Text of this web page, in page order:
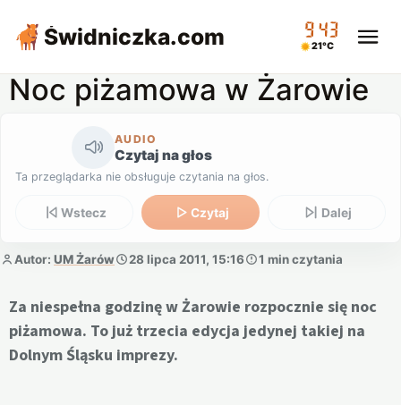
Świdniczka.com 09:43
21°C
Noc piżamowa w Żarowie
AUDIO
Czytaj na głos
Ta przeglądarka nie obsługuje czytania na głos.
Wstecz Czytaj Dalej
Autor: UM Żarów 28 lipca 2011, 15:16 1 min czytania
Za niespełna godzinę w Żarowie rozpocznie się noc
piżamowa. To już trzecia edycja jedynej takiej na
Dolnym Śląsku imprezy.